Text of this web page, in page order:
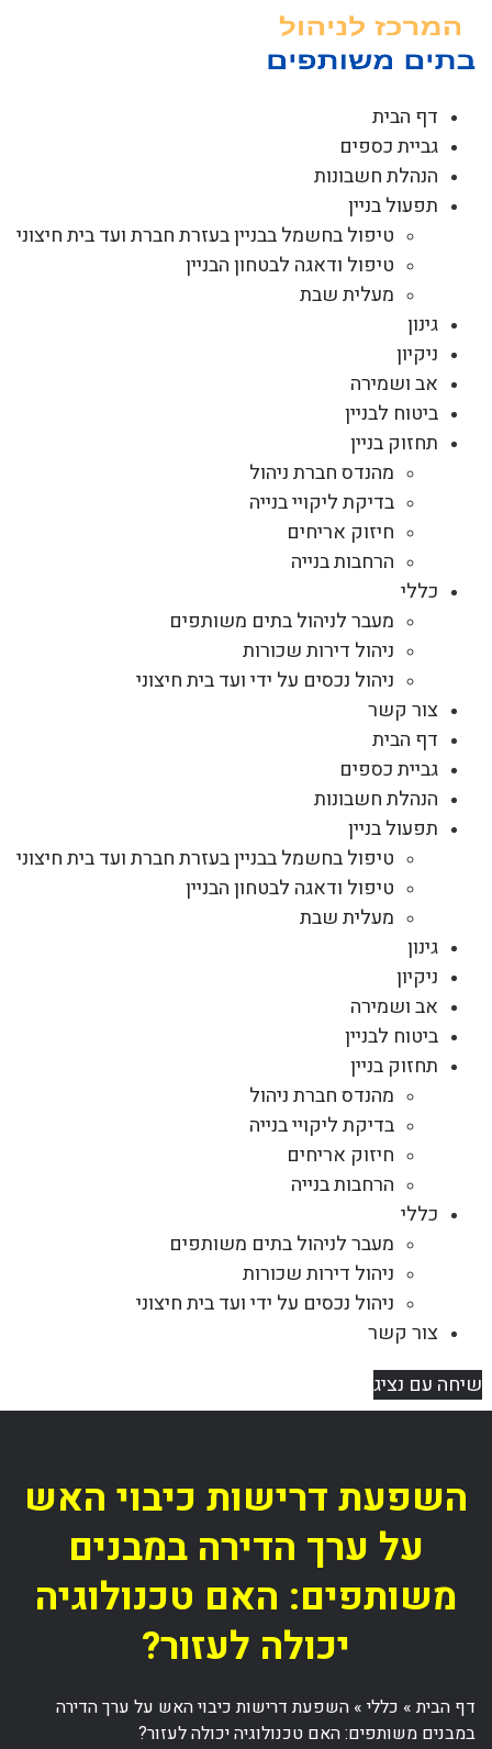
דף הבית
גביית כספים
הנהלת חשבונות
תפעול בניין
טיפול בחשמל בבניין בעזרת חברת ועד בית חיצוני
טיפול ודאגה לבטחון הבניין
מעלית שבת
גינון
ניקיון
אב ושמירה
ביטוח לבניין
תחזוק בניין
מהנדס חברת ניהול
בדיקת ליקויי בנייה
חיזוק אריחים
הרחבות בנייה
כללי
מעבר לניהול בתים משותפים
ניהול דירות שכורות
ניהול נכסים על ידי ועד בית חיצוני
צור קשר
דף הבית
גביית כספים
הנהלת חשבונות
תפעול בניין
טיפול בחשמל בבניין בעזרת חברת ועד בית חיצוני
טיפול ודאגה לבטחון הבניין
מעלית שבת
גינון
ניקיון
אב ושמירה
ביטוח לבניין
תחזוק בניין
מהנדס חברת ניהול
בדיקת ליקויי בנייה
חיזוק אריחים
הרחבות בנייה
כללי
מעבר לניהול בתים משותפים
ניהול דירות שכורות
ניהול נכסים על ידי ועד בית חיצוני
צור קשר
שיחה עם נציג
השפעת דרישות כיבוי האש
על ערך הדירה במבנים
משותפים: האם טכנולוגיה
יכולה לעזור?
דף הבית» כללי» השפעת דרישות כיבוי האש על ערך הדירה
במבנים משותפים: האם טכנולוגיה יכולה לעזור?